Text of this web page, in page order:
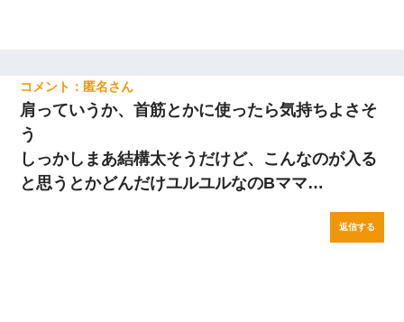
匿名
肩っていうか、首筋とかに使ったら気持ちよさそ
う
しっかしまあ結構太そうだけど、こんなのが入る
と思うとかどんだけユルユルなのBママ…
返信する